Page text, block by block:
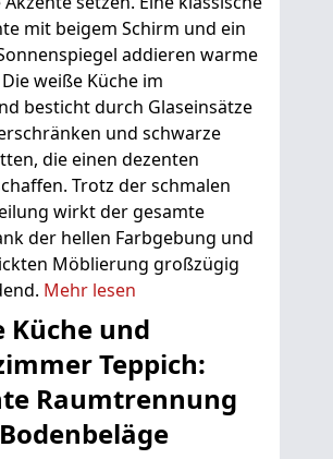
mit beigem Schirm und ein
addieren warme
weiße Küche im
besticht durch Glaseinsätze
und schwarze
die einen dezenten
Trotz der schmalen
wirkt der gesamte
der hellen Farbgebung und
Möblierung großzügig
Mehr lesen
Küche und
Teppich:
Raumtrennung